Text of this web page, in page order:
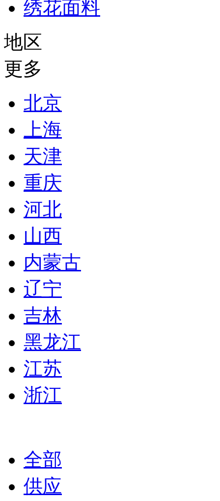
绣花面料
地区
更多
北京
上海
天津
重庆
河北
山西
内蒙古
辽宁
吉林
黑龙江
江苏
浙江
全部
供应